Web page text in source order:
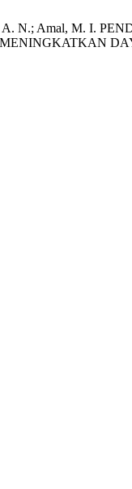
A. N.; Amal, M. I.